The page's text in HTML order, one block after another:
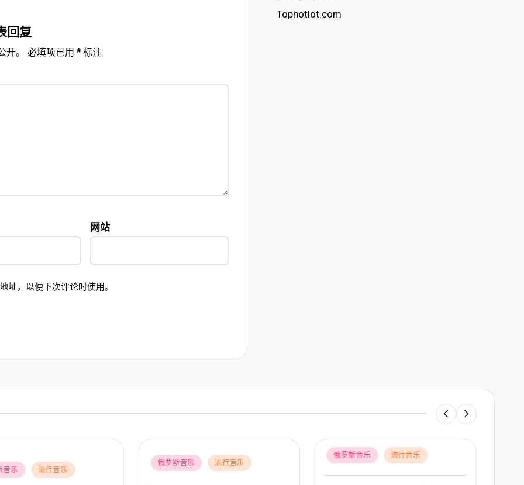
回复
。 必填项已用 *标注
网站
址，以便下次评论时使用。
Tophotlot.com
音乐 流行音乐
Posted
俄罗斯音乐 流行音乐
Posted
俄罗斯音乐 流行音乐